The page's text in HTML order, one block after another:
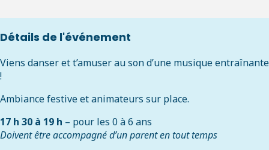
Détails de l'événement
Viens danser et t’amuser au son d’une musique entraînante
!
Ambiance festive et animateurs sur place.
17 h 30 à 19 h – pour les 0 à 6 ans
Doivent être accompagné d’un parent en tout temps